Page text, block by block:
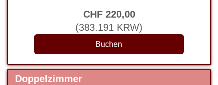
CHF 220,00
(383.191 KRW)
Doppelzimmer